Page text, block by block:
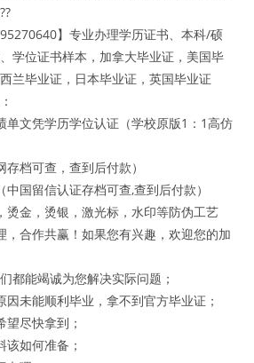
】专业办理学历证书、本科/硕
学位证书样本，加拿大毕业证，美国毕
兰毕业证，日本毕业证，英国毕业证
单文凭学历学位认证（学校原版1：1高仿
档可查，查到后付款）
国留信认证存档可查,查到后付款）
烫金，烫银，激光标，水印等防伪工艺
，合作共赢！如果您有兴趣，欢迎您的加
都能竭诚为您解决实际问题；
未能顺利毕业，拿不到官方毕业证；
尽快拿到；
如何准备；